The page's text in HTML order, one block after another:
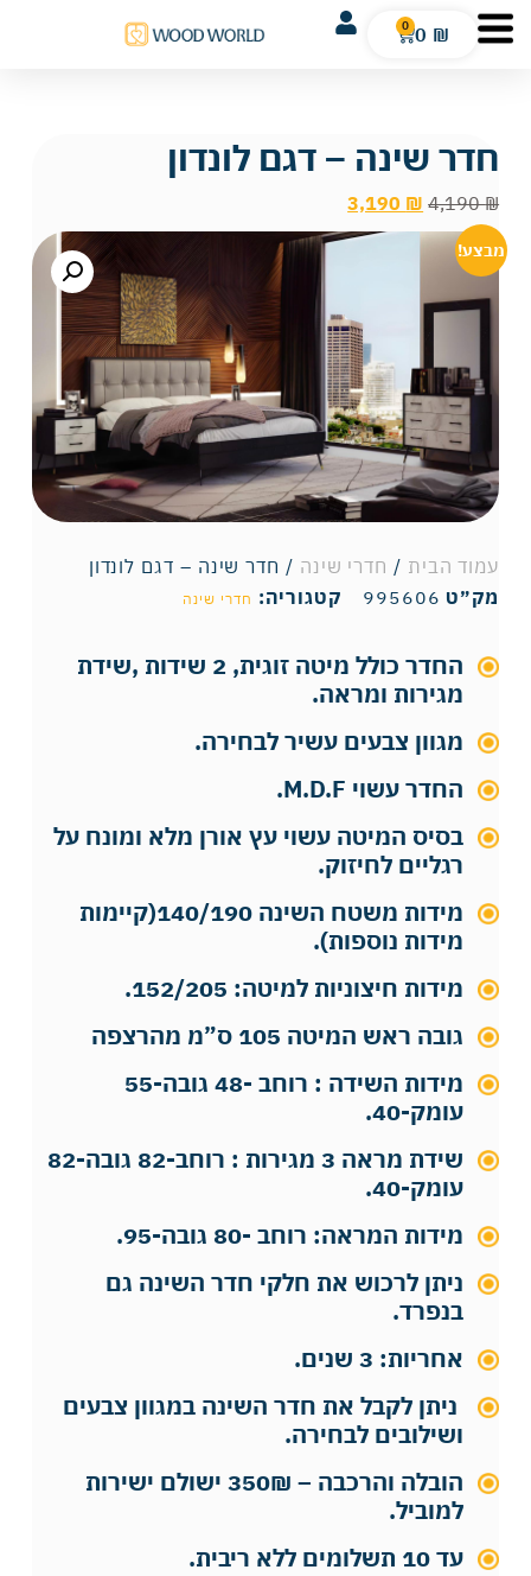
0 ₪
0
חדר שינה – דגם לונדון
4,190₪
3,190 ₪
מבצע!
עמוד הבית / חדרי שינה / חדר שינה – דגם לונדון
מק״ט 995606 קטגוריה: חדרי שינה
החדר כולל מיטה זוגית, 2 שידות ,שידת
מגירות ומראה.
מגוון צבעים עשיר לבחירה.
החדר עשוי M.D.F.
בסיס המיטה עשוי עץ אורן מלא ומונח על
רגליים לחיזוק.
מידות משטח השינה 140/190(קיימות
מידות נוספות).
מידות חיצוניות למיטה: 152/205.
גובה ראש המיטה 105 ס”מ מהרצפה
מידות השידה : רוחב -48 גובה-55
עומק-40.
שידת מראה 3 מגירות : רוחב-82 גובה-82
עומק-40.
מידות המראה: רוחב -80 גובה-95.
ניתן לרכוש את חלקי חדר השינה גם
בנפרד.
אחריות: 3 שנים.
ניתן לקבל את חדר השינה במגוון צבעים
ושילובים לבחירה.
הובלה והרכבה – 350₪ ישולם ישירות
למוביל.
עד 10 תשלומים ללא ריבית.